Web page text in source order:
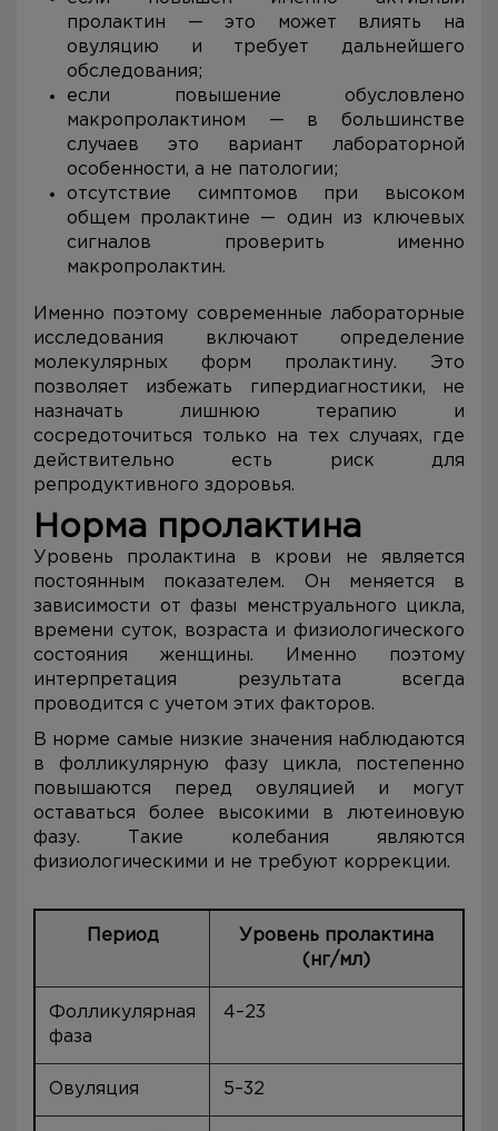
пролактин — это может влиять на
овуляцию и требует дальнейшего
обследования;
если повышение обусловлено
макропролактином — в большинстве
случаев это вариант лабораторной
особенности, а не патологии;
отсутствие симптомов при высоком
общем пролактине — один из ключевых
сигналов проверить именно
макропролактин.
Именно поэтому современные лабораторные
исследования включают определение
молекулярных форм пролактину. Это
позволяет избежать гипердиагностики, не
назначать лишнюю терапию и
сосредоточиться только на тех случаях, где
действительно есть риск для
репродуктивного здоровья.
Норма пролактина
Уровень пролактина в крови не является
постоянным показателем. Он меняется в
зависимости от фазы менструального цикла,
времени суток, возраста и физиологического
состояния женщины. Именно поэтому
интерпретация результата всегда
проводится с учетом этих факторов.
В норме самые низкие значения наблюдаются
в фолликулярную фазу цикла, постепенно
повышаются перед овуляцией и могут
оставаться более высокими в лютеиновую
фазу. Такие колебания являются
физиологическими и не требуют коррекции.
Период
Уровень пролактина
(нг/мл)
Фолликулярная
фаза
4–23
Овуляция 5–32